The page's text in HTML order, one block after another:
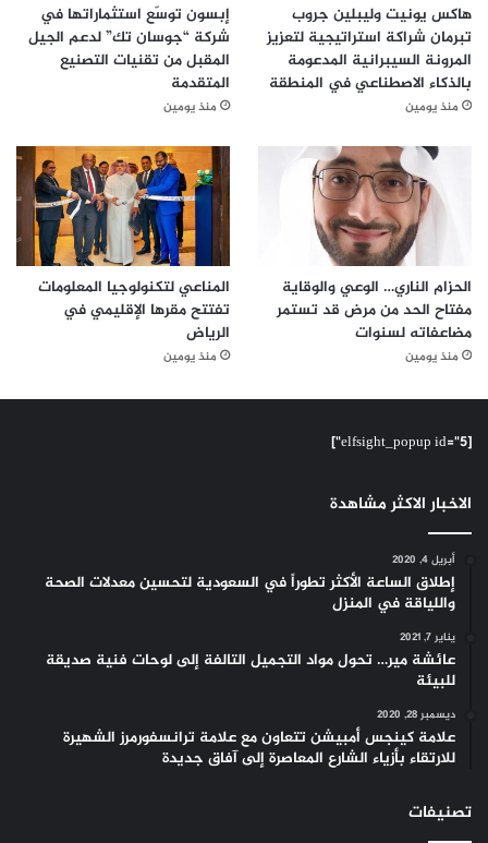
هاكس يونيت وليبلين جروب
تبرمان شراكة استراتيجية لتعزيز
المرونة السيبرانية المدعومة
بالذكاء الاصطناعي في المنطقة
منذ يومين
إبسون توسّع استثماراتها في
شركة “جوسان تك” لدعم الجيل
المقبل من تقنيات التصنيع
المتقدمة
منذ يومين
الحزام الناري… الوعي والوقاية
مفتاح الحد من مرض قد تستمر
مضاعفاته لسنوات
منذ يومين
المناعي لتكنولوجيا المعلومات
تفتتح مقرها الإقليمي في
الرياض
منذ يومين
[elfsight_popup id="5"]
الاخبار الاكثر مشاهدة
أبريل 4, 2020
إطلاق الساعة الأكثر تطوراً في السعودية لتحسين معدلات الصحة
واللياقة في المنزل
يناير 7, 2021
عائشة مير… تحول مواد التجميل التالفة إلى لوحات فنية صديقة
للبيئة
ديسمبر 28, 2020
علامة كينجس أمبيشن تتعاون مع علامة ترانسفورمرز الشهيرة
للارتقاء بأزياء الشارع المعاصرة إلى آفاق جديدة
تصنيفات